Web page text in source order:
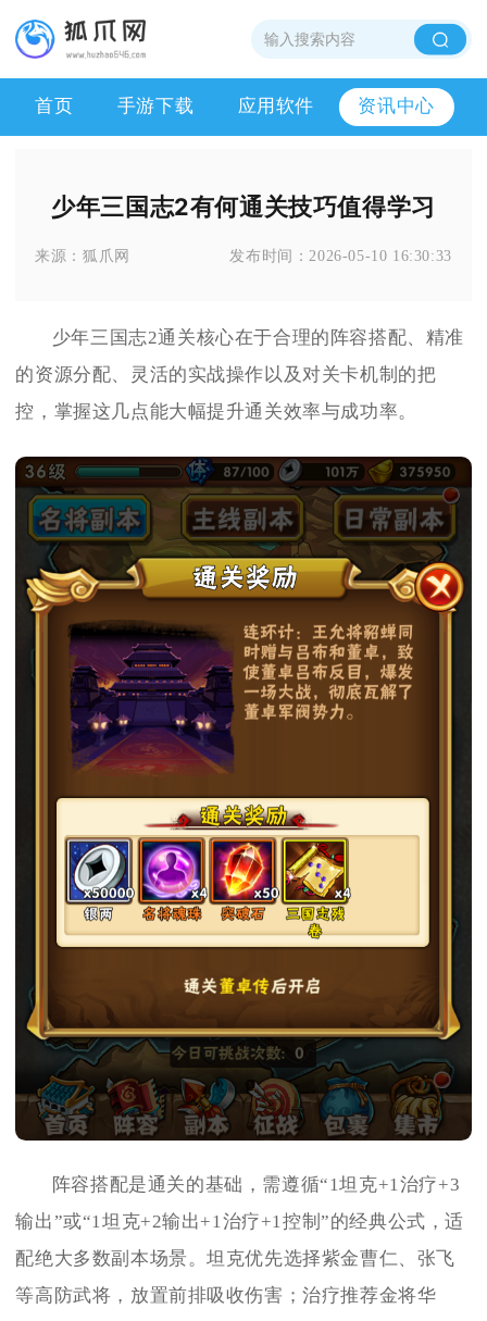
首页 手游下载 应用软件 资讯中心
少年三国志2有何通关技巧值得学习
来源：狐爪网 发布时间：2026-05-10 16:30:33
少年三国志2通关核心在于合理的阵容搭配、精准
的资源分配、灵活的实战操作以及对关卡机制的把
控，掌握这几点能大幅提升通关效率与成功率。
阵容搭配是通关的基础，需遵循“1坦克+1治疗+3
输出”或“1坦克+2输出+1治疗+1控制”的经典公式，适
配绝大多数副本场景。坦克优先选择紫金曹仁、张飞
等高防武将，放置前排吸收伤害；治疗推荐金将华